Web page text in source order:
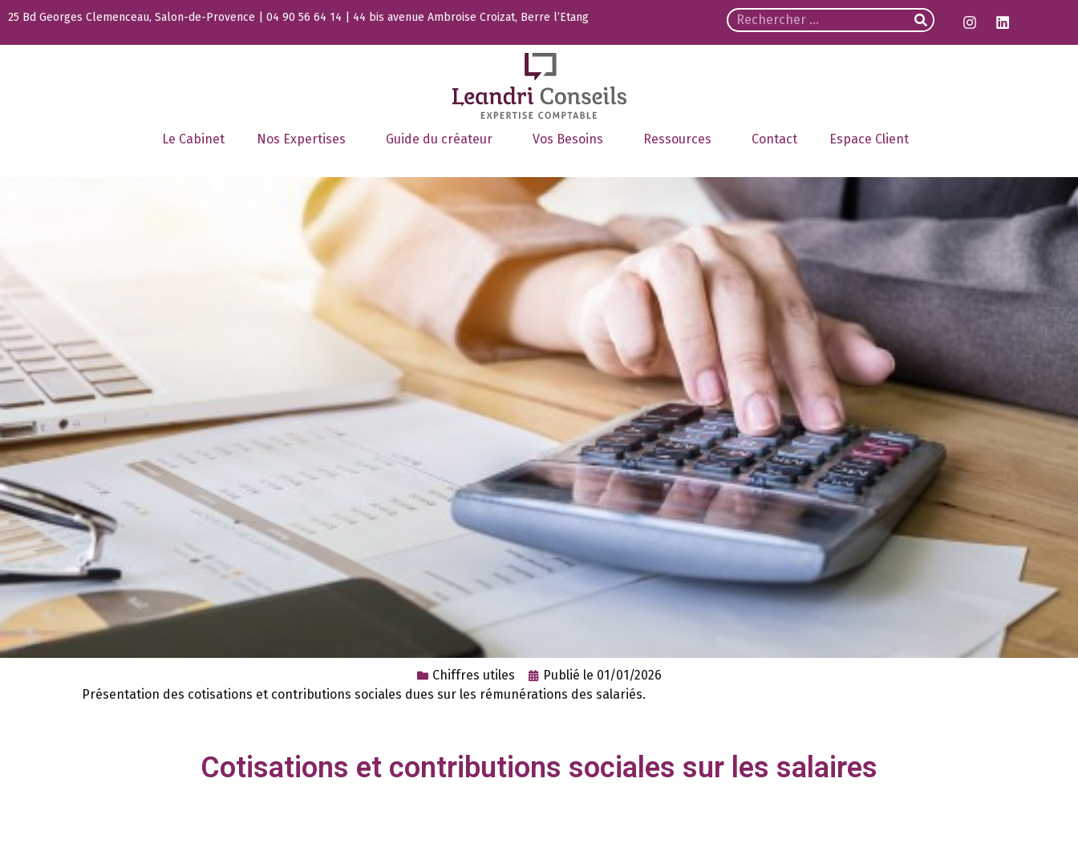
25 Bd Georges Clemenceau, Salon-de-Provence | 04 90 56 64 14 | 44 bis avenue Ambroise Croizat, Berre l’Etang
Le Cabinet Nos Expertises Guide du créateur Vos Besoins Ressources Contact Espace Client
Chiffres utiles Publié le 01/01/2026
Présentation des cotisations et contributions sociales dues sur les rémunérations des salariés.
Cotisations et contributions sociales sur les salaires